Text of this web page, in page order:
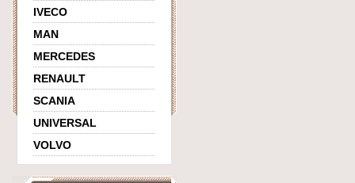
IVECO
MAN
MERCEDES
RENAULT
SCANIA
UNIVERSAL
VOLVO